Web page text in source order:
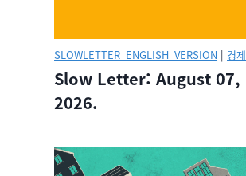
SLOWLETTER_ENGLISH_VERSION | 경제
Slow Letter: August 07,
2026.